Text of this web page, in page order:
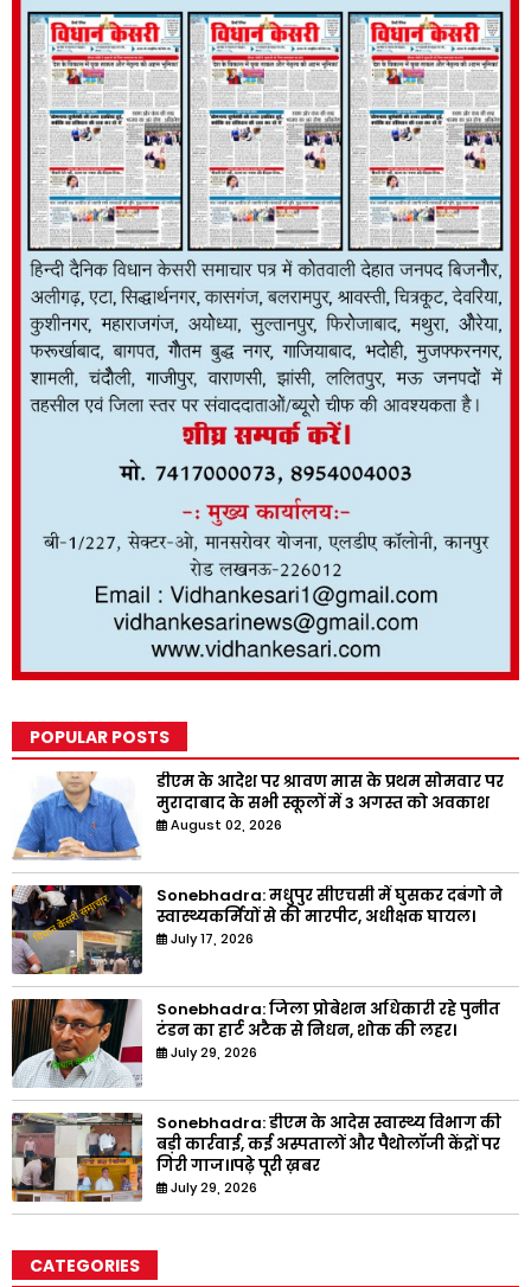
POPULAR POSTS
डीएम के आदेश पर श्रावण मास के प्रथम सोमवार पर
मुरादाबाद के सभी स्कूलों में 3 अगस्त को अवकाश
August 02, 2026
Sonebhadra: मधुपुर सीएचसी में घुसकर दबंगो ने
स्वास्थ्यकर्मियों से की मारपीट, अधीक्षक घायल।
July 17, 2026
Sonebhadra: जिला प्रोबेशन अधिकारी रहे पुनीत
टंडन का हार्ट अटैक से निधन, शोक की लहर।
July 29, 2026
Sonebhadra: डीएम के आदेस स्वास्थ्य विभाग की
बड़ी कार्रवाई, कई अस्पतालों और पैथोलॉजी केंद्रों पर
गिरी गाज।।पढ़े पूरी ख़बर
July 29, 2026
CATEGORIES